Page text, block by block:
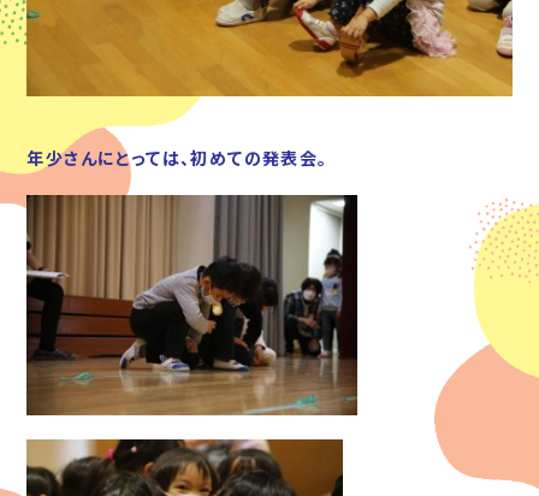
年少さんにとっては、初めての発表会。